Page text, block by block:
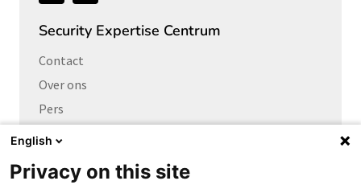
Security Expertise Centrum
Contact
Over ons
Pers
Vacatures
Links naar
English
Privacy on this site